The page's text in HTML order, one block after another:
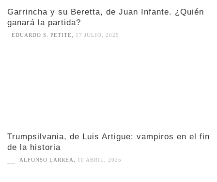
Garrincha y su Beretta, de Juan Infante. ¿Quién
ganará la partida?
EDUARDO S. PETITE, 17 JULIO, 2025
Trumpsilvania, de Luis Artigue: vampiros en el fin
de la historia
ALFONSO LARREA, 10 ABRIL, 2025